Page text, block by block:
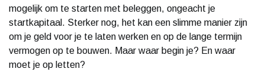
mogelijk om te starten met beleggen, ongeacht je
startkapitaal. Sterker nog, het kan een slimme manier zijn
om je geld voor je te laten werken en op de lange termijn
vermogen op te bouwen. Maar waar begin je? En waar
moet je op letten?